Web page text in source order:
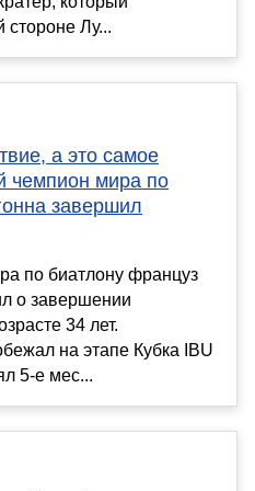
стороне Лу...
а это самое
чемпион мира по
завершил
по биатлону француз
о завершении
34 лет.
на этапе Кубка IBU
5-е мес...